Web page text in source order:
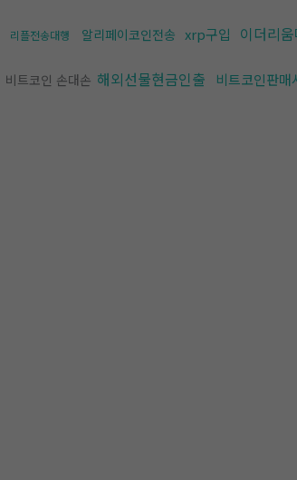
리플전송대행 알리페이코인전송 xrp구입 이더리움
비트코인 손대손 해외선물현금인출 비트코인판매